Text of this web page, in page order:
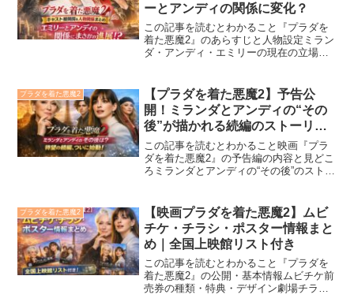
ーとアンディの関係に変化？
この記事を読むとわかること『プラダを
着た悪魔2』のあらすじと人物設定ミラン
ダ・アンディ・エミリーの現在の立場ア
関図で整理された関係性の全体像2026年
公開予定の映画『プ...
プラダを着た悪魔2
【プラダを着た悪魔2】予告公
開！ミランダとアンディの“その
後”が描かれる続編のストーリー
とは？
この記事を読むとわかること映画『プラ
ダを着た悪魔2』の予告編の内容と見どこ
ろミランダとアンディの“その後”のストー
界中のファッションファンに衝撃を与え
た映画『プラダ...
プラダを着た悪魔2
【映画プラダを着た悪魔2】ムビ
チケ・チラシ・ポスター情報まと
め｜全国上映館リスト付き
この記事を読むとわかること『プラダを
着た悪魔2』の公開・基本情報ムビチケ前
売券の種類・特典・デザイン劇場チラ